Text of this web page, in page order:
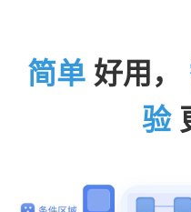
简单 好⽤，
验